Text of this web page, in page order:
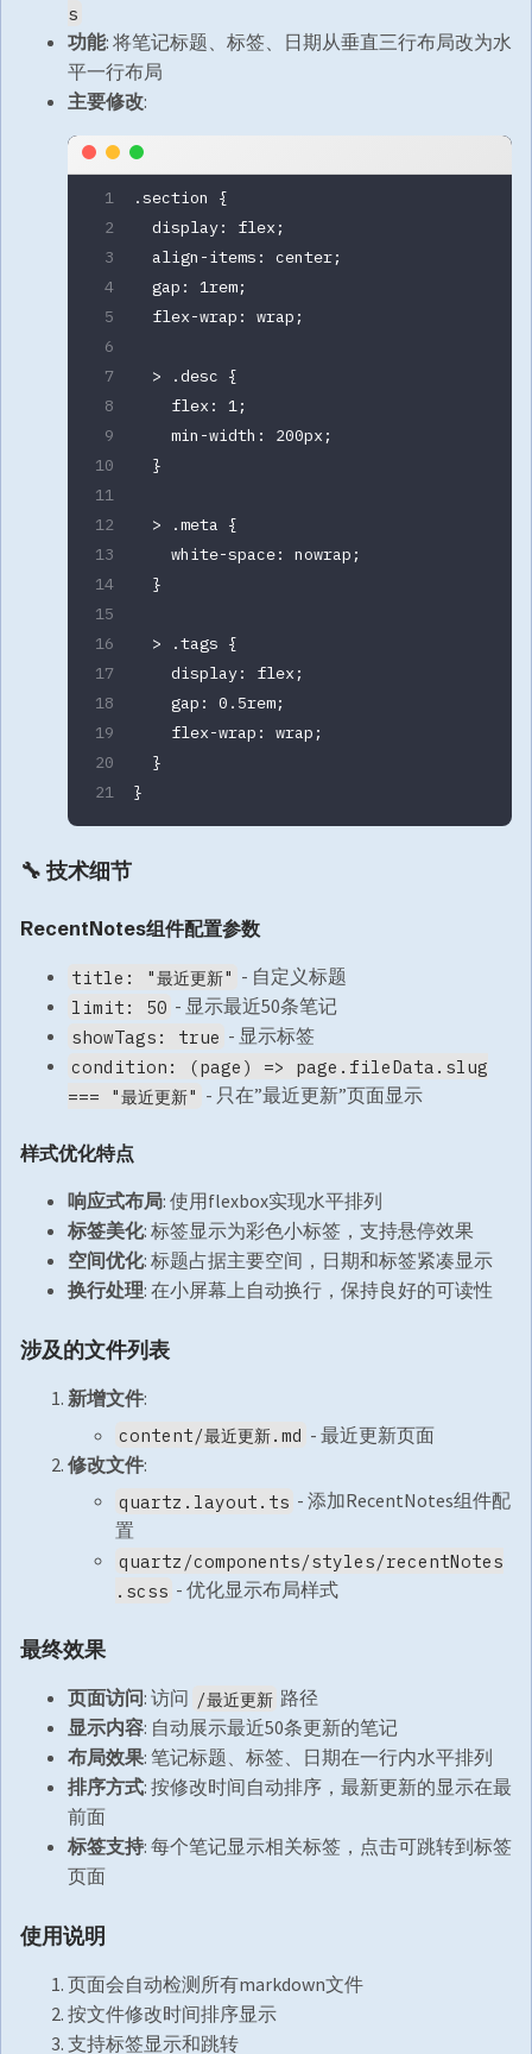
s
功能: 将笔记标题、标签、日期从垂直三行布局改为水
平一行布局
主要修改:
.section
{
  display
: flex ;
  align-items
: center;
  gap
: 1rem;
  flex-wrap
: wrap ;
  >
.desc {
    flex
: 1;
    min-width
: 200px ;
  }
  >
.meta {
    white-space
: nowrap ;
  }
  >
.tags {
    display
: flex ;
    gap
: 0.5rem;
    flex-wrap
: wrap ;
  }
}
🔧 技术细节
RecentNotes组件配置参数
title: "最近更新" - 自定义标题
limit: 50 - 显示最近50条笔记
showTags: true - 显示标签
condition: (page) => page.fileData.slug
=== "最近更新" - 只在”最近更新”页面显示
样式优化特点
响应式布局: 使用flexbox实现水平排列
标签美化: 标签显示为彩色小标签，支持悬停效果
空间优化: 标题占据主要空间，日期和标签紧凑显示
换行处理: 在小屏幕上自动换行，保持良好的可读性
涉及的文件列表
新增文件:
content/最近更新.md - 最近更新页面
修改文件:
quartz.layout.ts - 添加RecentNotes组件配
置
quartz/components/styles/recentNotes
.scss - 优化显示布局样式
最终效果
页面访问: 访问 /最近更新 路径
显示内容: 自动展示最近50条更新的笔记
布局效果: 笔记标题、标签、日期在一行内水平排列
排序方式: 按修改时间自动排序，最新更新的显示在最
前面
标签支持: 每个笔记显示相关标签，点击可跳转到标签
页面
使用说明
页面会自动检测所有markdown文件
按文件修改时间排序显示
支持标签显示和跳转